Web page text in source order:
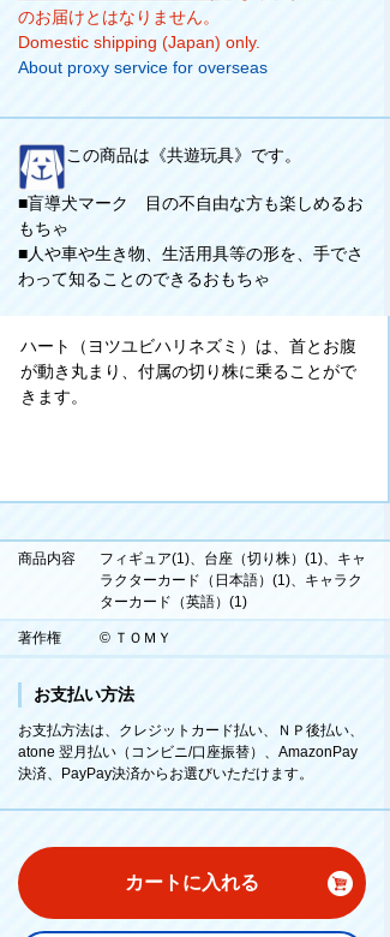
のお届けとはなりません。
Domestic shipping (Japan) only.
About proxy service for overseas
この商品は《共遊玩具》です。
■盲導犬マーク 目の不自由な方も楽しめるお
もちゃ
■人や車や生き物、生活用具等の形を、手でさ
わって知ることのできるおもちゃ
ハート（ヨツユビハリネズミ）は、首とお腹
が動き丸まり、付属の切り株に乗ることがで
きます。
商品内容
フィギュア(1)、台座（切り株）(1)、キャ
ラクターカード（日本語）(1)、キャラク
ターカード（英語）(1)
著作権 © ＴＯＭＹ
お支払い方法
お支払方法は、クレジットカード払い、ＮＰ後払い、
atone 翌月払い（コンビニ/口座振替）、AmazonPay
決済、PayPay決済からお選びいただけます。
カートに入れる